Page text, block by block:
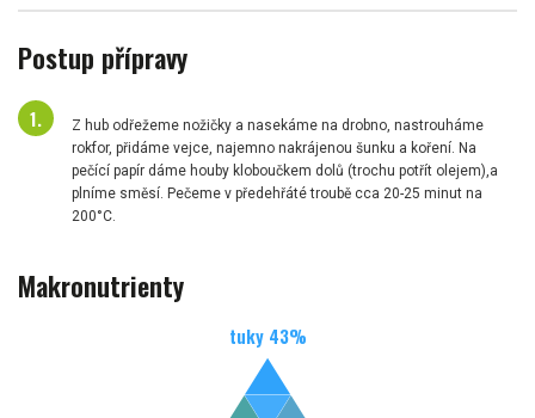
Postup přípravy
Z hub odřežeme nožičky a nasekáme na drobno, nastrouháme
rokfor, přidáme vejce, najemno nakrájenou šunku a koření. Na
pečící papír dáme houby kloboučkem dolů (trochu potřít olejem),a
plníme směsí. Pečeme v předehřáté troubě cca 20-25 minut na
200°C.
Makronutrienty
tuky 43%